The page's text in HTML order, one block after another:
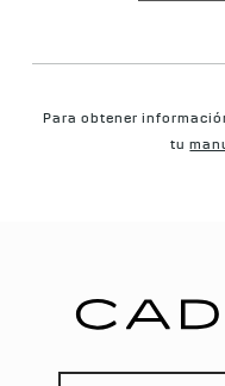
Para obtener
tu